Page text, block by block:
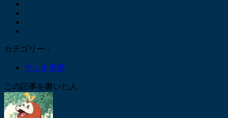
カテゴリー：
デッキ考察
この記事を書いた人